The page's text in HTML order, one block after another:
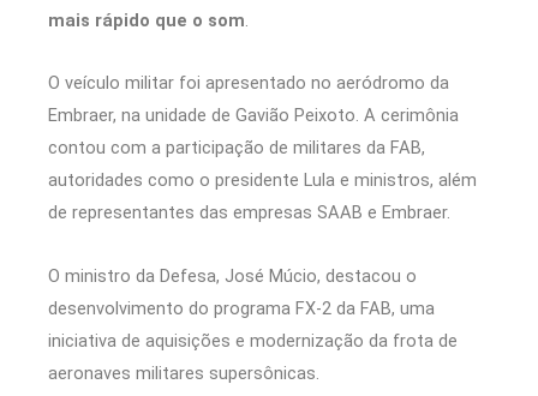
mais rápido que o som.
O veículo militar foi apresentado no aeródromo da
Embraer, na unidade de Gavião Peixoto. A cerimônia
contou com a participação de militares da FAB,
autoridades como o presidente Lula e ministros, além
de representantes das empresas SAAB e Embraer.
O ministro da Defesa, José Múcio, destacou o
desenvolvimento do programa FX-2 da FAB, uma
iniciativa de aquisições e modernização da frota de
aeronaves militares supersônicas.